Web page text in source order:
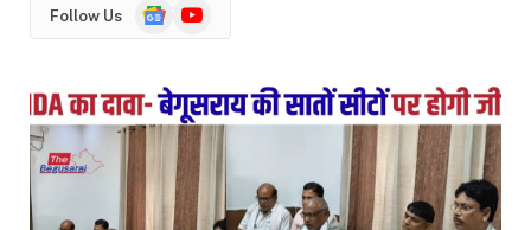
Follow Us
GoogleYouTube